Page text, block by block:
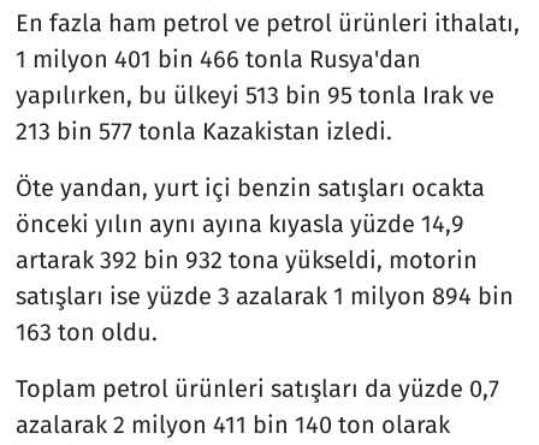
En fazla ham petrol ve petrol ürünleri ithalatı,
1 milyon 401 bin 466 tonla Rusya'dan
yapılırken, bu ülkeyi 513 bin 95 tonla Irak ve
213 bin 577 tonla Kazakistan izledi.
Öte yandan, yurt içi benzin satışları ocakta
önceki yılın aynı ayına kıyasla yüzde 14,9
artarak 392 bin 932 tona yükseldi, motorin
satışları ise yüzde 3 azalarak 1 milyon 894 bin
163 ton oldu.
Toplam petrol ürünleri satışları da yüzde 0,7
azalarak 2 milyon 411 bin 140 ton olarak